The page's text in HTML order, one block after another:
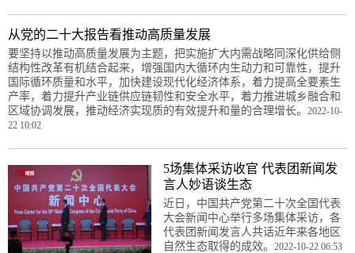
从党的二十大报告看推动高质量发展
要坚持以推动高质量发展为主题，把实施扩大内需战略同深化供给侧
结构性改革有机结合起来，增强国内大循环内生动力和可靠性，提升
国际循环质量和水平，加快建设现代化经济体系，着力提高全要素生
产率，着力提升产业链供应链韧性和安全水平，着力推进城乡融合和
区域协调发展，推动经济实现质的有效提升和量的合理增长。 2022-10-
22 10:02
5场集体采访收官 代表团新闻发
言人妙语谈生态
近日，中国共产党第二十次全国代表
大会新闻中心举行多场集体采访，各
代表团新闻发言人共话近年来各地区
自然生态取得的成效。 2022-10-22 06:53